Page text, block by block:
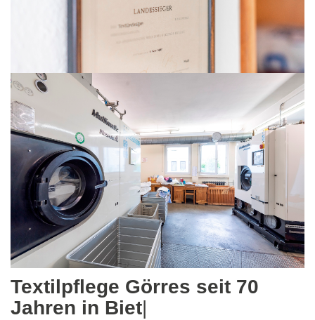
Textilpflege Görres seit 70
Jahren in Bietigh